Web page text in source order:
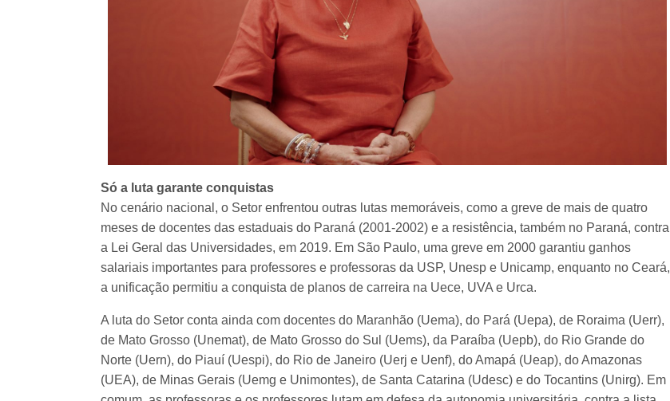
Só a luta garante conquistas
No cenário nacional, o Setor enfrentou outras lutas memoráveis, como a greve de mais de quatro
meses de docentes das estaduais do Paraná (2001-2002) e a resistência, também no Paraná, contra
a Lei Geral das Universidades, em 2019. Em São Paulo, uma greve em 2000 garantiu ganhos
salariais importantes para professores e professoras da USP, Unesp e Unicamp, enquanto no Ceará,
a unificação permitiu a conquista de planos de carreira na Uece, UVA e Urca.
A luta do Setor conta ainda com docentes do Maranhão (Uema), do Pará (Uepa), de Roraima (Uerr),
de Mato Grosso (Unemat), de Mato Grosso do Sul (Uems), da Paraíba (Uepb), do Rio Grande do
Norte (Uern), do Piauí (Uespi), do Rio de Janeiro (Uerj e Uenf), do Amapá (Ueap), do Amazonas
(UEA), de Minas Gerais (Uemg e Unimontes), de Santa Catarina (Udesc) e do Tocantins (Unirg). Em